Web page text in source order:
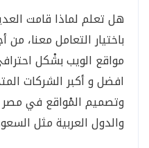
هل تعلم لماذا قامت
باختيار التعامل معنا،
مواقع الويب بشْكل
افضل و أكبر الشركات
وتصميم المْواقع في مصر
والدول العربية مثل